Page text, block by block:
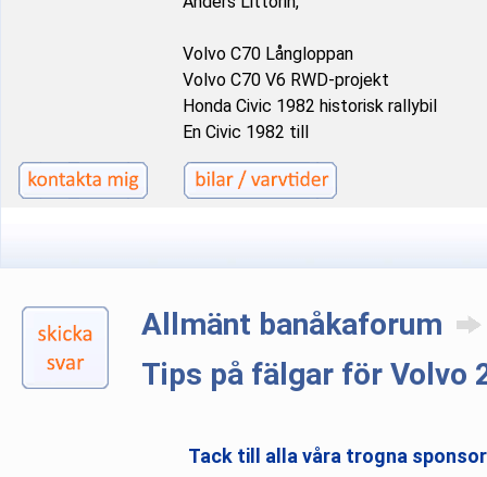
Volvo C70 Långloppan
Volvo C70 V6 RWD-projekt
Honda Civic 1982 historisk rallybil
En Civic 1982 till
Allmänt banåkaforum
Tips på fälgar för Volvo
Tack till alla våra trogna